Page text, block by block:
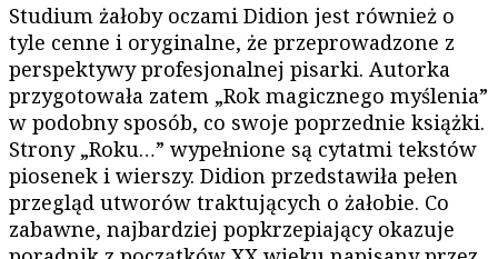
Studium żałoby oczami Didion jest również o
tyle cenne i oryginalne, że przeprowadzone z
perspektywy profesjonalnej pisarki. Autorka
przygotowała zatem „Rok magicznego myślenia”
w podobny sposób, co swoje poprzednie książki.
Strony „Roku…” wypełnione są cytatmi tekstów
piosenek i wierszy. Didion przedstawiła pełen
przegląd utworów traktujących o żałobie. Co
zabawne, najbardziej popkrzepiający okazuje